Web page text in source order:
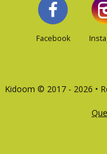
Facebook
Kidoom © 2017 - 2026 •